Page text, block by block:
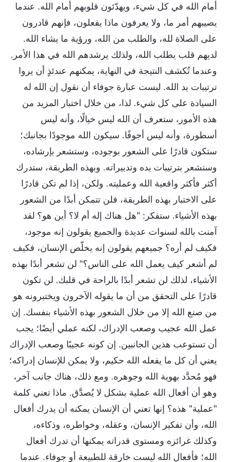
أمام الله في كل شيء، ويهدّئون قلوبهم أمام الله. عندما
يصيبهم أمر ما، ولا يعرفون ماذا يفعلون، فإنهم قادرون
على الصلاة لله، والطلب من الله، ورؤية ما يشاء الله.
لديهم قلب يطلب الله، ولذلك يرشدهم الله في هذا الأمر.
وعندما تُكشف النتيجة في النهاية، يمكنهم عندئذٍ أن يروا
ترتيبات يد الله. ليست عبارة جوفاء أن نقول إن الله له
السيادة على كل شيء. لذا، من خلال اختبار المزيد من
هذه الأمور، ستعرف أن الله ليس خيالًا، وأنه ليس
أسطورة، وأنه ليس أجوفًا. سيكون الله موجودًا بجانبك؛
ستكون قادرًا على الشعور بوجوده، وستشعر بإرشاده،
وستشعر بترتيبات يده وتدبيراته. وبهذه الطريقة، ستدرك
أكثر فأكثر واقعية الله وعمليته. ولكن، إذا لم تكن قادرًا
على الاختبار بهذه الطريقة، فلن تتمكن أبدًا من الشعور
بهذه الأشياء. ستفكر: "هل هناك إله أم لا؟ أين هو؟ لقد
آمنت بالله لسنوات عديدة والجميع يقولون إنه موجود،
فكيف لم أره؟ جميعهم يقولون إنه يخلّص الإنسان، فكيف
لم أشعر كيف يعمل الله على الناس؟" لن تشعر أبدًا بهذه
الأشياء، لذلك لن تشعر أبدًا بالراحة في قلبك. لن تكون
قادرًا على التحقق من أن ما يقوله الآخرون ويختبرونه هو
من صنع الله إلا من خلال الشعور بهذه الأشياء بنفسك. إن
عمل الله عجيب وصعب الإدراك، لكنه عملي أيضًا؛ يجب
أن تستوعب هذين الجانبين. إن كونه عجيبًا وصعب الإدراك
يعني أن كل ما يفعله الله حكيم، ولا يمكن للإنسان إدراكه؛
فهو مُحدَّد بهوية الله وجوهره. ومع ذلك، هناك جانب آخر،
وهو أن أفعال الله عملية بشكل لا يُصدَّق. ماذا تعني كلمة
"عملية" هذه؟ إنها تعني أن الإنسان يمكنه أن يدرك أفعال
الله، وأن تفكير الإنسان، وعقله، وخواطره، وذكاءه،
وكذلك غرائزه ومستوى قدراته يمكنها أن تدرك أفعال
الله؛ فأفعال الله ليست خارقة للطبيعة أو جوفاء. عندما